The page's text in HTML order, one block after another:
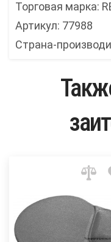
Торговая марка:
Артикул: 77988
Страна-